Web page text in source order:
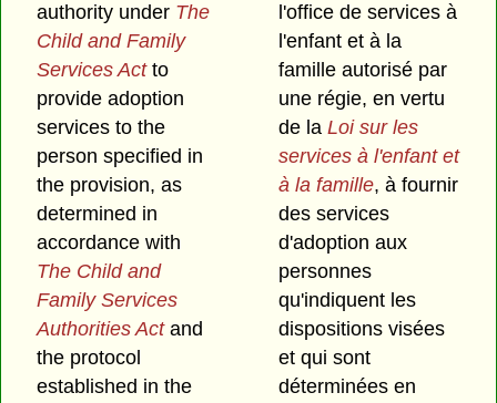
authority under The
Child and Family
Services Actto
provide adoption
services to the
person specified in
the provision, as
determined in
accordance with
The Child and
Family Services
Authorities Actand
the protocol
established in the
l'office de services à
l'enfant et à la
famille autorisé par
une régie, en vertu
de laLoi sur les
services à l'enfant et
à la famille, à fournir
des services
d'adoption aux
personnes
qu'indiquent les
dispositions visées
et qui sont
déterminées en